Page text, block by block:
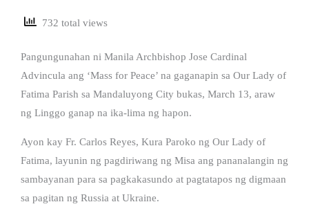
732 total views
Pangungunahan ni Manila Archbishop Jose Cardinal
Advincula ang ‘Mass for Peace’ na gaganapin sa Our Lady of
Fatima Parish sa Mandaluyong City bukas, March 13, araw
ng Linggo ganap na ika-lima ng hapon.
Ayon kay Fr. Carlos Reyes, Kura Paroko ng Our Lady of
Fatima, layunin ng pagdiriwang ng Misa ang pananalangin ng
sambayanan para sa pagkakasundo at pagtatapos ng digmaan
sa pagitan ng Russia at Ukraine.